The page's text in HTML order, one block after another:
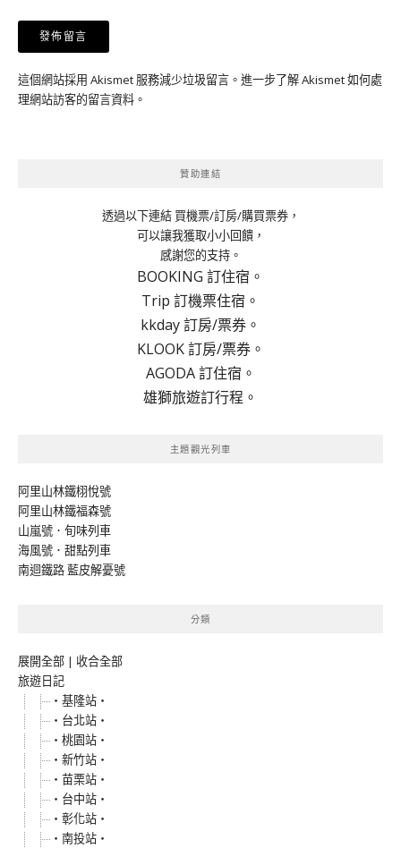
這個網站採用 Akismet 服務減少垃圾留言。 進一步了解 Akismet 如何處
理網站訪客的留言資料 。
贊助連結
透過以下連結 買機票/訂房/購買票券，
可以讓我獲取小小回饋，
感謝您的支持。
BOOKING 訂住宿。
Trip 訂機票住宿。
kkday 訂房/票券。
KLOOK 訂房/票券。
AGODA 訂住宿。
雄獅旅遊訂行程。
主題觀光列車
阿里山林鐵栩悅號
阿里山林鐵福森號
山嵐號．旬味列車
海風號．甜點列車
南迴鐵路 藍皮解憂號
分類
展開全部 | 收合全部
旅遊日記
‧基隆站‧
‧台北站‧
‧桃園站‧
‧新竹站‧
‧苗栗站‧
‧台中站‧
‧彰化站‧
‧南投站‧